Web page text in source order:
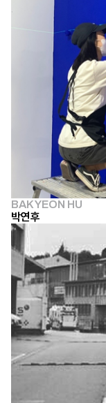
BAK YEON HU
박연후